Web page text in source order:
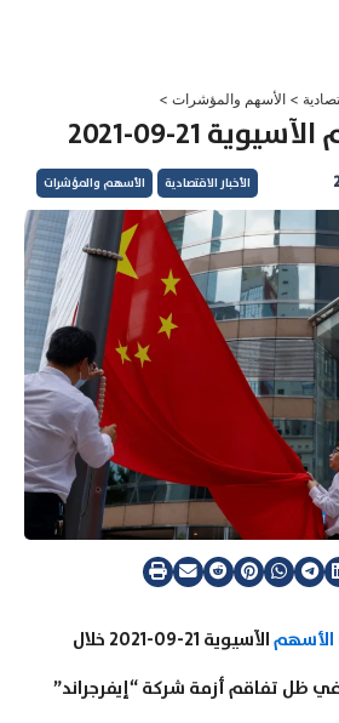
> الأسهم والمؤشرات >
21-09-2021
الأخبار الاقتصادية الأسهم والمؤشرات
الأسهم
الآسيوية 21-09-2021 خلال
في ظل تفاقم أزمة شركة “إيفرجراند”